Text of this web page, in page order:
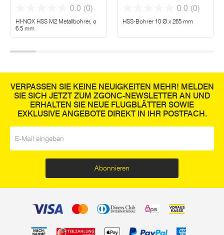
0.0 (0)
HI-NOX HSS M2 Metallbohrer, ø
6.5 mm
0.0 (0)
HSS-Bohrer 10 Ø x 265 mm
VERPASSEN SIE KEINE NEUIGKEITEN MEHR! MELDEN
SIE SICH JETZT ZUM ZGONC-NEWSLETTER AN UND
ERHALTEN SIE NEUE FLUGBLÄTTER SOWIE
EXKLUSIVE ANGEBOTE DIREKT IN IHR POSTFACH.
Abonnieren